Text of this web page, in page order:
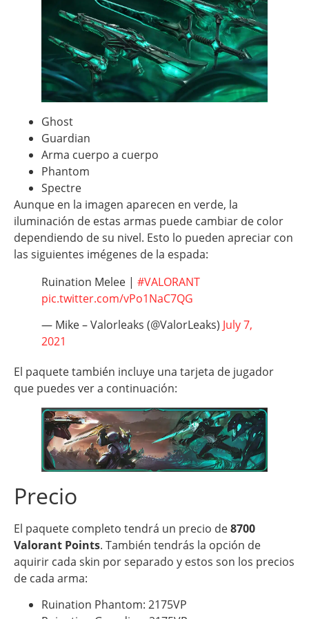
Ghost
Guardian
Arma cuerpo a cuerpo
Phantom
Spectre
Aunque en la imagen aparecen en verde, la
iluminación de estas armas puede cambiar de color
dependiendo de su nivel. Esto lo pueden apreciar con
las siguientes imégenes de la espada:
Ruination Melee | #VALORANT
pic.twitter.com/vPo1NaC7QG
— Mike – Valorleaks (@ValorLeaks) July 7,
2021
El paquete también incluye una tarjeta de jugador
que puedes ver a continuación:
Precio
El paquete completo tendrá un precio de8700
Valorant Points. También tendrás la opción de
aquirir cada skin por separado y estos son los precios
de cada arma:
Ruination Phantom: 2175VP